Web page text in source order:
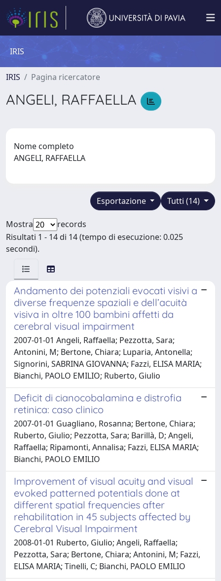
IRIS
IRIS Pagina ricercatore
ANGELI, RAFFAELLA
Nome completo
ANGELI, RAFFAELLA
Tutti (14)
Esportazione
Mostra
records
Risultati 1 - 14 di 14 (tempo di esecuzione: 0.025
secondi).
Andamento dei potenziali evocati visivi a
diverse frequenze spaziali e dell’acuità
visiva in oltre 100 bambini affetti da
cerebral visual impairment
2007-01-01 Angeli, Raffaella; Pezzotta, Sara;
Antonini, M; Bertone, Chiara; Luparia, Antonella;
Signorini, SABRINA GIOVANNA; Fazzi, ELISA MARIA;
Bianchi, PAOLO EMILIO; Ruberto, Giulio
Deficit di cianocobalamina e distrofia
retinica: caso clinico
2007-01-01 Guagliano, Rosanna; Bertone, Chiara;
Ruberto, Giulio; Pezzotta, Sara; Barillà, D; Angeli,
Raffaella; Ripamonti, Annalisa; Fazzi, ELISA MARIA;
Bianchi, PAOLO EMILIO
Improvement of visual acuity and visual
evoked patterned potentials done at
different spatial frequencies after
rehabilitation in 45 subjects affected by
Cerebral Visual Impairment
2008-01-01 Ruberto, Giulio; Angeli, Raffaella;
Pezzotta, Sara; Bertone, Chiara; Antonini, M; Fazzi,
ELISA MARIA; Tinelli, C; Bianchi, PAOLO EMILIO